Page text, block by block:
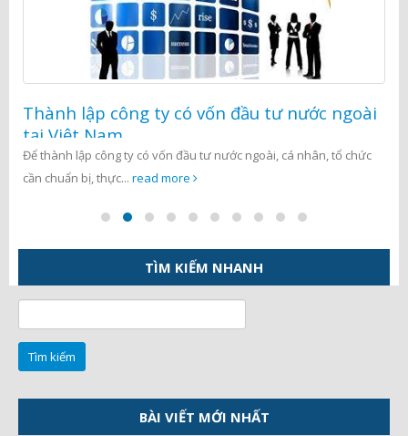
Thành lập công ty có vốn đầu tư nước ngoài
tại Việt Nam
Để thành lập công ty có vốn đầu tư nước ngoài, cá nhân, tổ chức
cần chuẩn bị, thực... read more
TÌM KIẾM NHANH
kiếm
cho:
BÀI VIẾT MỚI NHẤT